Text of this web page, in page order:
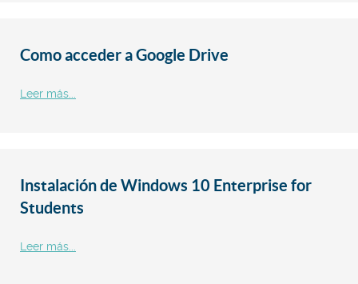
Como acceder a Google Drive
Leer más...
Instalación de Windows 10 Enterprise for
Students
Leer más...